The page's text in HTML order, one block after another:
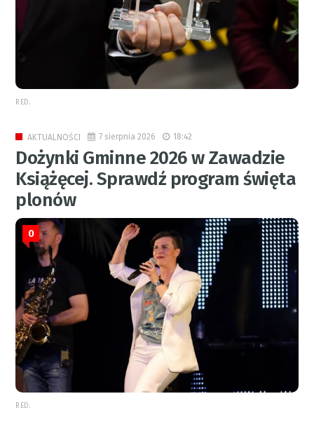
RED.
AKTUALNOŚCI 7 sierpnia 2026 18:42
Dożynki Gminne 2026 w Zawadzie
Książęcej. Sprawdź program święta
plonów
0
RED.